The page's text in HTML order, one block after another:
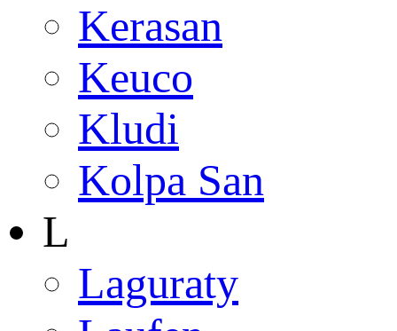
Kerasan
Keuco
Kludi
Kolpa San
L
Laguraty